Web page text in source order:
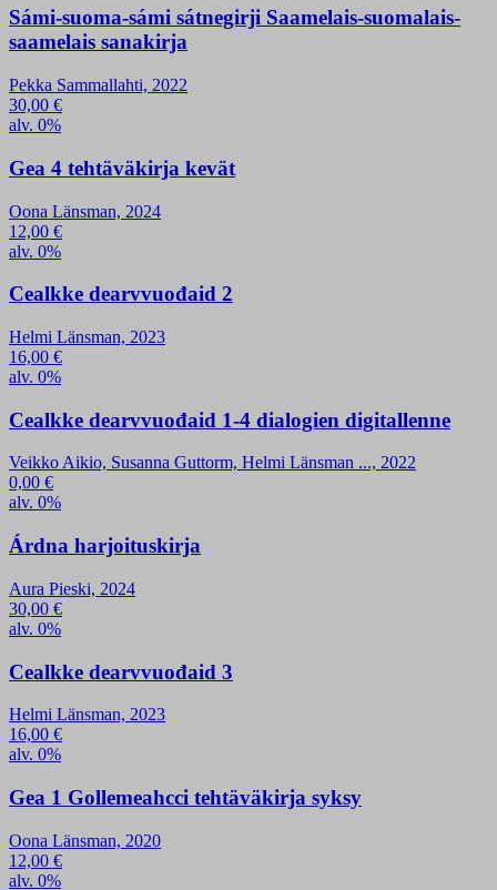
Sámi-suoma-sámi sátnegirji Saamelais-suomalais-
saamelais sanakirja
Pekka Sammallahti, 2022
30,00 €
alv. 0%
Gea 4 tehtäväkirja kevät
Oona Länsman, 2024
12,00 €
alv. 0%
Cealkke dearvvuođaid 2
Helmi Länsman, 2023
16,00 €
alv. 0%
Cealkke dearvvuođaid 1-4 dialogien digitallenne
Veikko Aikio, Susanna Guttorm, Helmi Länsman ..., 2022
0,00 €
alv. 0%
Árdna harjoituskirja
Aura Pieski, 2024
30,00 €
alv. 0%
Cealkke dearvvuođaid 3
Helmi Länsman, 2023
16,00 €
alv. 0%
Gea 1 Gollemeahcci tehtäväkirja syksy
Oona Länsman, 2020
12,00 €
alv. 0%